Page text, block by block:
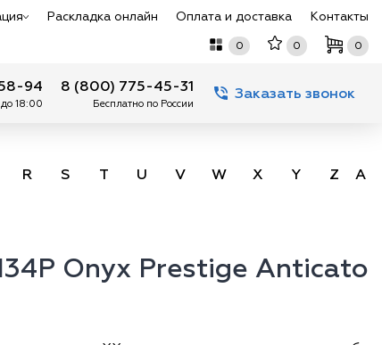
Раскладка онлайн Оплата и доставка Контакты
0 0 0
94
18:00
8 (800) 775-45-31
Бесплатно по России
Заказать звонок
R S T U V W X Y Z А -
Onyx Prestige Anticato